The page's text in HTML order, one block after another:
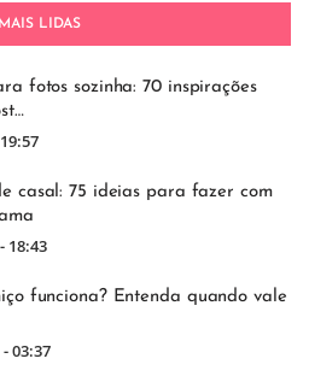
MAIS LIDAS
fotos sozinha: 70 inspirações
casal: 75 ideias para fazer com
18:43
funciona? Entenda quando vale
03:37